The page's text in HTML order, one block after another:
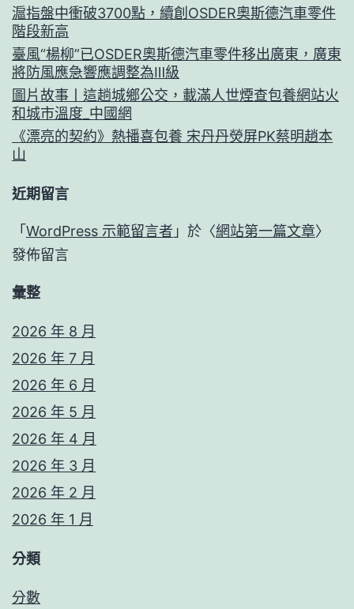
滬指盤中衝破3700點，續創OSDER奧斯德汽車零件
階段新高
臺風“楊柳”已OSDER奧斯德汽車零件移出廣東，廣東
將防風應急響應調整為Ⅲ級
圖片故事丨這趟城鄉公交，載滿人世煙查包養網站火
和城市溫度_中國網
《漂亮的契約》熱播喜包養 宋丹丹熒屏PK蔡明趙本
山
近期留言
「 WordPress 示範留言者 」於〈網站第一篇文章〉
發佈留言
彙整
2026 年 8 月
2026 年 7 月
2026 年 6 月
2026 年 5 月
2026 年 4 月
2026 年 3 月
2026 年 2 月
2026 年 1 月
分類
分數